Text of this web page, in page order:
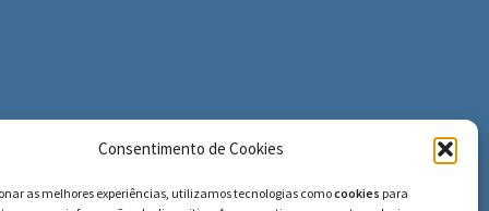
Consentimento de Cookies
as melhores experiências, utilizamos tecnologias comocookies para